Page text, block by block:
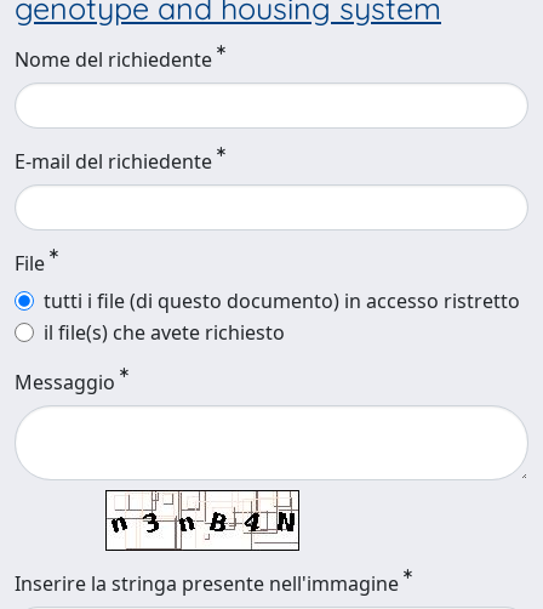
genotype and housing system
Nome del richiedente
E-mail del richiedente
File
tutti i file (di questo documento) in accesso ristretto
il file(s) che avete richiesto
Messaggio
Inserire la stringa presente nell'immagine